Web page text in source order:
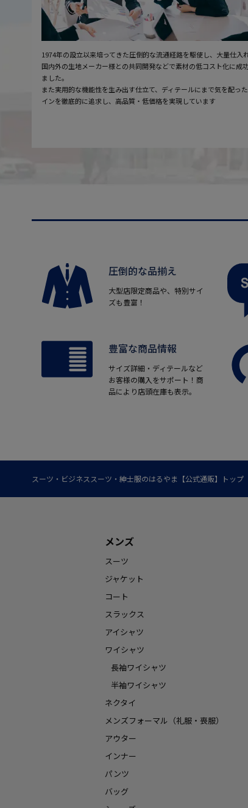
1974年の設立以来培ってきた圧倒的な流通経路を駆使し、大量仕入
国内外の生地メーカー様との共同開発などで素材の低コスト化に成
ました。
また実用的な機能性を生み出す仕立て、ディテールにまで気を配っ
インを徹底的に追求し、高品質・低価格を実現しています
圧倒的な品揃え
大型店限定商品や、特別サイ
ズも豊富！
豊富な商品情報
サイズ詳細・ディテールなど
お客様の購入をサポート！商
品により店頭在庫も表示。
スーツ・ビジネススーツ・紳士服のはるやま【公式通販】トップ
メンズ
スーツ
ジャケット
コート
スラックス
アイシャツ
ワイシャツ
長袖ワイシャツ
半袖ワイシャツ
ネクタイ
メンズフォーマル（礼服・喪服）
アウター
インナー
パンツ
バッグ